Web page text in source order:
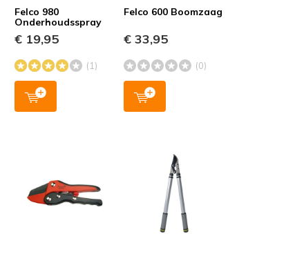
Felco 980
Onderhoudsspray
€ 19,95
(1)
Felco 600 Boomzaag
€ 33,95
(0)